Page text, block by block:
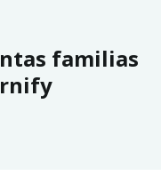
familias